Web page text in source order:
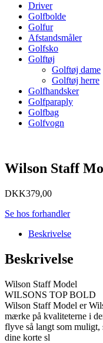
Driver
Golfbolde
Golfur
Afstandsmåler
Golfsko
Golftøj
Golftøj dame
Golftøj herre
Golfhandsker
Golfparaply
Golfbag
Golfvogn
Wilson Staff
DKK379,00
Se hos forhandler
Beskrivelse
Beskrivelse
Wilson Staff Model
WILSONS TOP BOLD
Wilson Staff Model er
mærke på kvaliteterne i
flyve så langt som muligt,
dine korte sl